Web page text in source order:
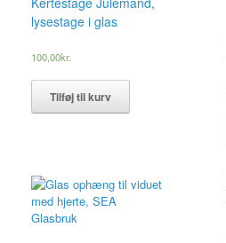
lysestage i glas
100,00kr.
Tilføj til kurv